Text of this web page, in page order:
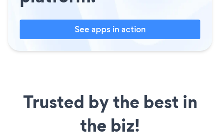
See apps in action
Trusted by the best in
the biz!